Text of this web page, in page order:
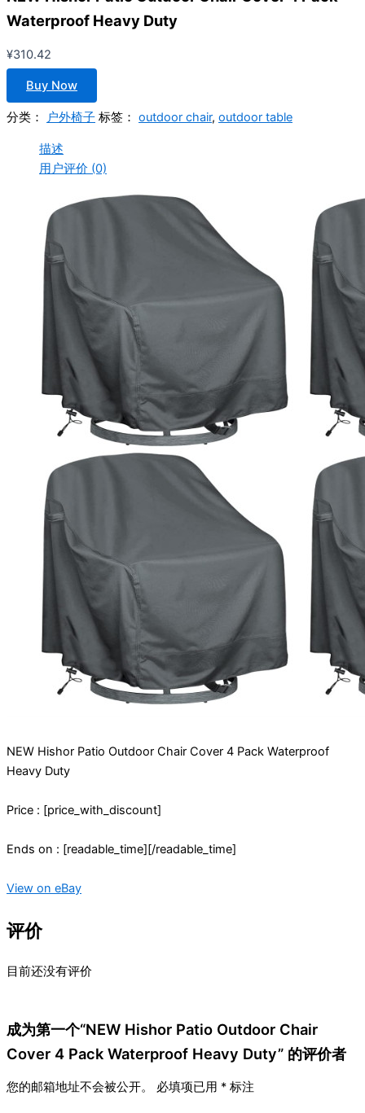
Waterproof Heavy Duty
¥310.42
Buy Now
分类： 户外椅子 标签： outdoor chair, outdoor table
描述
用户评价 (0)
NEW Hishor Patio Outdoor Chair Cover 4 Pack Waterproof
Heavy Duty
Price : [price_with_discount]
Ends on : [readable_time][/readable_time]
View on eBay
评价
目前还没有评价
成为第一个“NEW Hishor Patio Outdoor Chair
Cover 4 Pack Waterproof Heavy Duty” 的评价者
您的邮箱地址不会被公开。 必填项已用 * 标注